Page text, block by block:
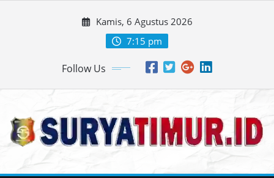
Kamis, 6 Agustus 2026
7:15 pm
Follow Us